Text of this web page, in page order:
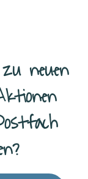
neuen